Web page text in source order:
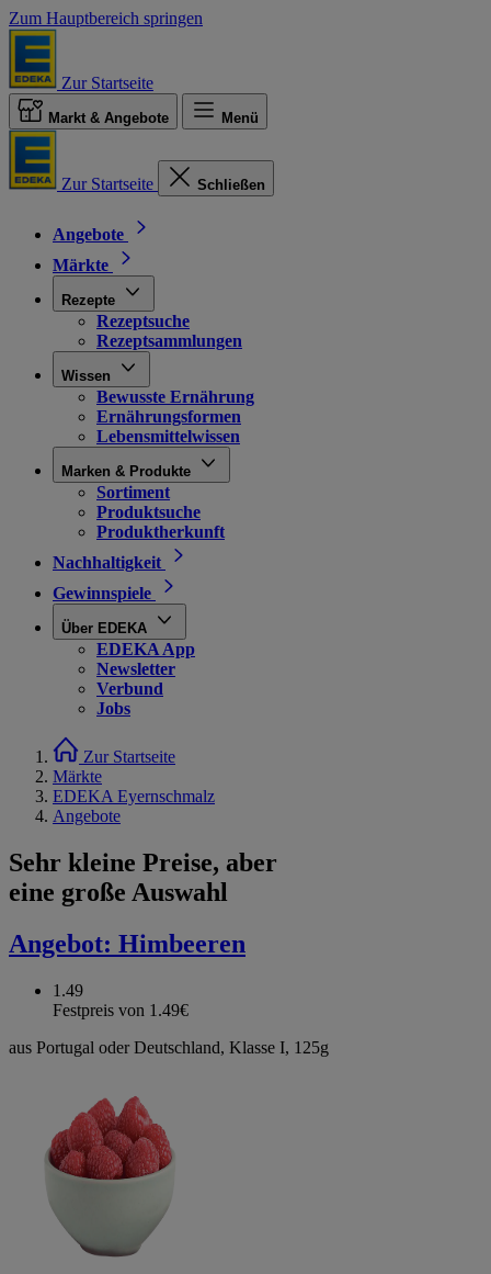
Zum Hauptbereich springen
Zur Startseite
Markt & Angebote Menü
Zur Startseite Schließen
Angebote
Märkte
Rezepte
Rezeptsuche
Rezeptsammlungen
Wissen
Bewusste Ernährung
Ernährungsformen
Lebensmittelwissen
Marken & Produkte
Sortiment
Produktsuche
Produktherkunft
Nachhaltigkeit
Gewinnspiele
Über EDEKA
EDEKA App
Newsletter
Verbund
Jobs
Zur Startseite
Märkte
EDEKA Eyernschmalz
Angebote
Sehr kleine Preise, aber
eine große Auswahl
Angebot: Himbeeren
1.49
Festpreis von 1.49€
aus Portugal oder Deutschland, Klasse I, 125g